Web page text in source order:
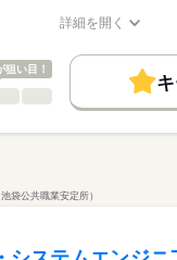
男性
グラマ（汎用系）
ン系システム開発業務と
通信・金融・製造・エネ
せします。 ■具体的には
フコン） 環境：COBOLま
（AS400） ・保険会社シ
詳細を開く
狙い目！
やPL/I、RPG（AS400
袋公共職業安定所）